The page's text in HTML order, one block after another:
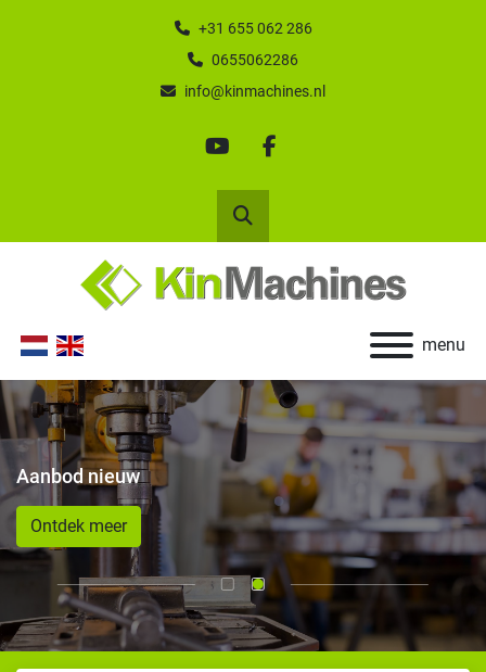
+31 655 062 286
0655062286
info@kinmachines.nl
youtubefacebook
Zoek
menu
Aanbod nieuw
Ontdek meer